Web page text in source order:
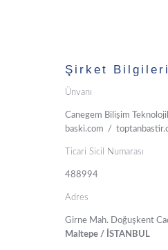
Şirket Bilgileri
Ünvanı
Canegem Bilişim
baski.com /
Ticari Sicil Numarası
488994
Adres
Girne Mah. Doğuşkent
Maltepe / İSTANBUL